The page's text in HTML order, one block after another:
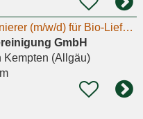
Packer/Kommissionierer (m/w/d) für Bio-Lieferservice (Minijob)
GmbH
(Allgäu)